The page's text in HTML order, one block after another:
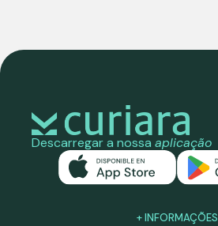
Descarregar a nossa aplicação
+ INFORMAÇÕES